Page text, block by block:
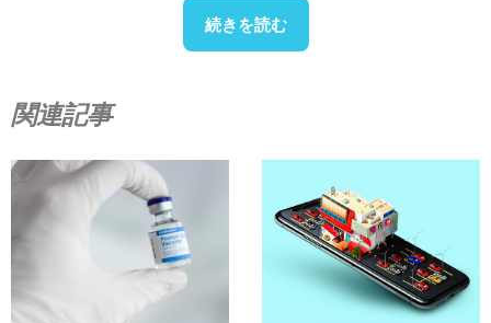
店主によると、オンライン注文の数が急増しています。
一方、レモングラス、レモン、ハチミツ、ウコン、黒ニ
品を提供するビジネスは繁盛しています。一部の不動産
しています。Vincom Retail JSCは最近、テナントを支援
するために1,300万米ドルの基金を発表しました。しか
し、すでにこの経済危機で損失を被ったテナントもいま
す。ホーチミン市では多くの企業が賃貸契約を解除しま
した。計画投資省によると、新型コロナウイルス感染症
（COVID-19）の流行の影響により、消費者は公共の場
続きを読む
関連記事